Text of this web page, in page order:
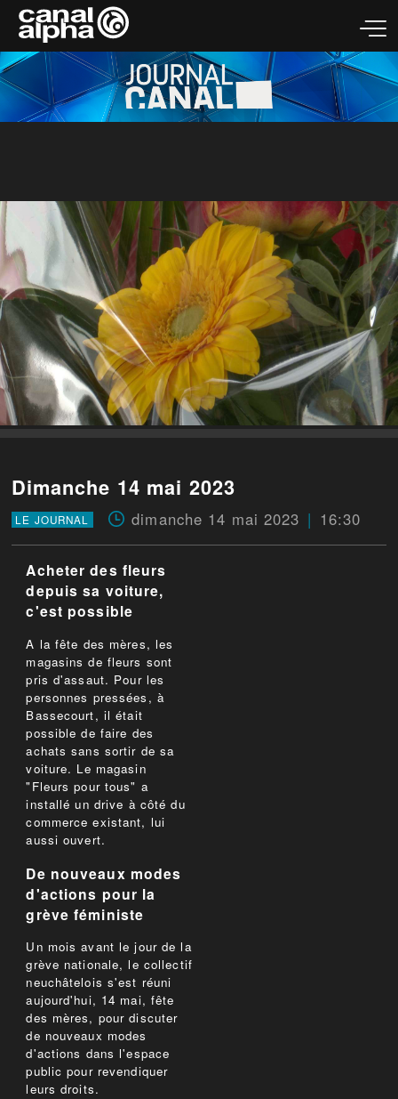
Dimanche 14 mai 2023
LE JOURNAL dimanche 14 mai 2023 16:30
Acheter des fleurs
depuis sa voiture,
c'est possible
A la fête des mères, les
magasins de fleurs sont
pris d'assaut. Pour les
personnes pressées, à
Bassecourt, il était
possible de faire des
achats sans sortir de sa
voiture. Le magasin
"Fleurs pour tous" a
installé un drive à côté du
commerce existant, lui
aussi ouvert.
De nouveaux modes
d'actions pour la
grève féministe
Un mois avant le jour de la
grève nationale, le collectif
neuchâtelois s'est réuni
aujourd'hui, 14 mai, fête
des mères, pour discuter
de nouveaux modes
d'actions dans l'espace
public pour revendiquer
leurs droits.